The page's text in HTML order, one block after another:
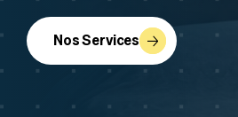
Nos Services